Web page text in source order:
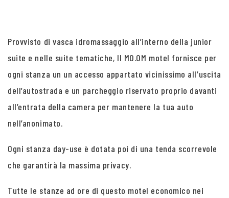
Provvisto di vasca idromassaggio all’interno della junior
suite e nelle suite tematiche, Il MO.OM motel fornisce per
ogni stanza un un accesso appartato vicinissimo all’uscita
dell’autostrada e un parcheggio riservato proprio davanti
all’entrata della camera per mantenere la tua auto
nell’anonimato.
Ogni stanza day-use è dotata poi di una tenda scorrevole
che garantirà la massima privacy.
Tutte le stanze ad ore di questo motel economico nei